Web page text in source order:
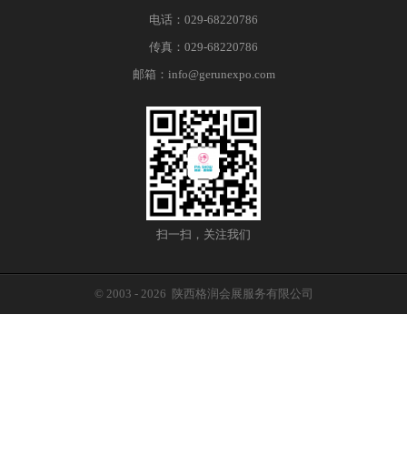
电话： 029-68220786
传真： 029-68220786
邮箱： info@gerunexpo.com
扫一扫，关注我们
© 2003 - 2026 陕西格润会展服务有限公司